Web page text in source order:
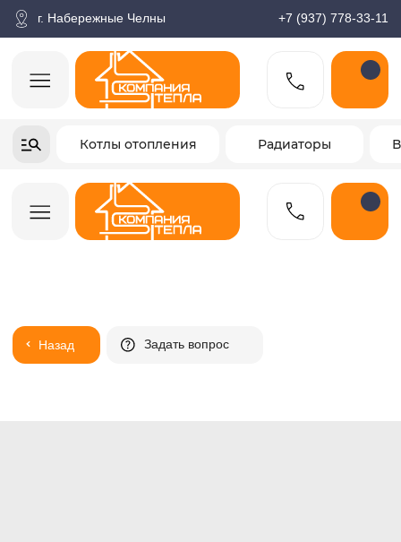
г. Набережные Челны
Котлы отопления Радиаторы Водонагреватели
+7-937-778-33-11